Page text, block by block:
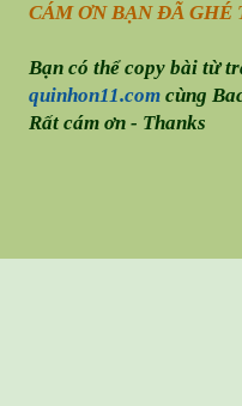
CÁM ƠN BẠN ĐÃ GHÉ
Bạn có thể copy bài từ
quinhon11.comcùng
Rất cám ơn - Thanks